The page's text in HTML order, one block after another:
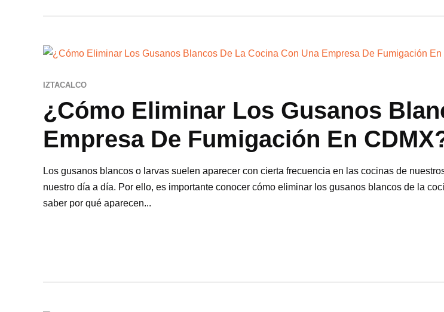
IZTACALCO
¿Cómo Eliminar Los Gusanos
Empresa De Fumigación En
Los gusanos blancos o larvas suelen aparecer con cierta frecuencia en las cocinas de
nuestro día a día. Por ello, es importante conocer cómo eliminar los gusanos blancos de la
saber por qué aparecen...